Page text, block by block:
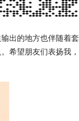
出的地方也伴随着套
希望朋友们表扬我